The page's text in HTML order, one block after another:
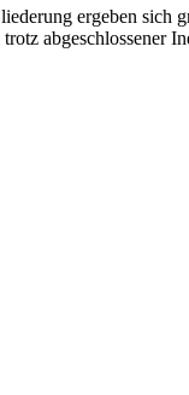
ergeben sich
abgeschlossener